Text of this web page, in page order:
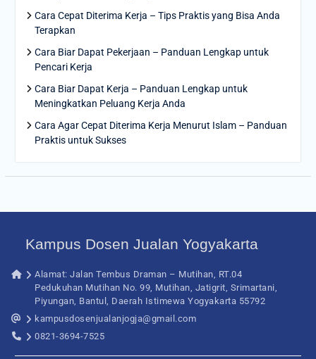
Cara Cepat Diterima Kerja – Tips Praktis yang Bisa Anda
Terapkan
Cara Biar Dapat Pekerjaan – Panduan Lengkap untuk
Pencari Kerja
Cara Biar Dapat Kerja – Panduan Lengkap untuk
Meningkatkan Peluang Kerja Anda
Cara Agar Cepat Diterima Kerja Menurut Islam – Panduan
Praktis untuk Sukses
Kampus Dosen Jualan Yogyakarta
Alamat: Jalan Tembus Draman – Mutihan, RT.04
Pedukuhan Mutihan No. 99, Mutihan, Jatigrit, Srimartani,
Piyungan, Bantul, Daerah Istimewa Yogyakarta 55792
kampusdosenjualanjogja@gmail.com
0821-3694-7525